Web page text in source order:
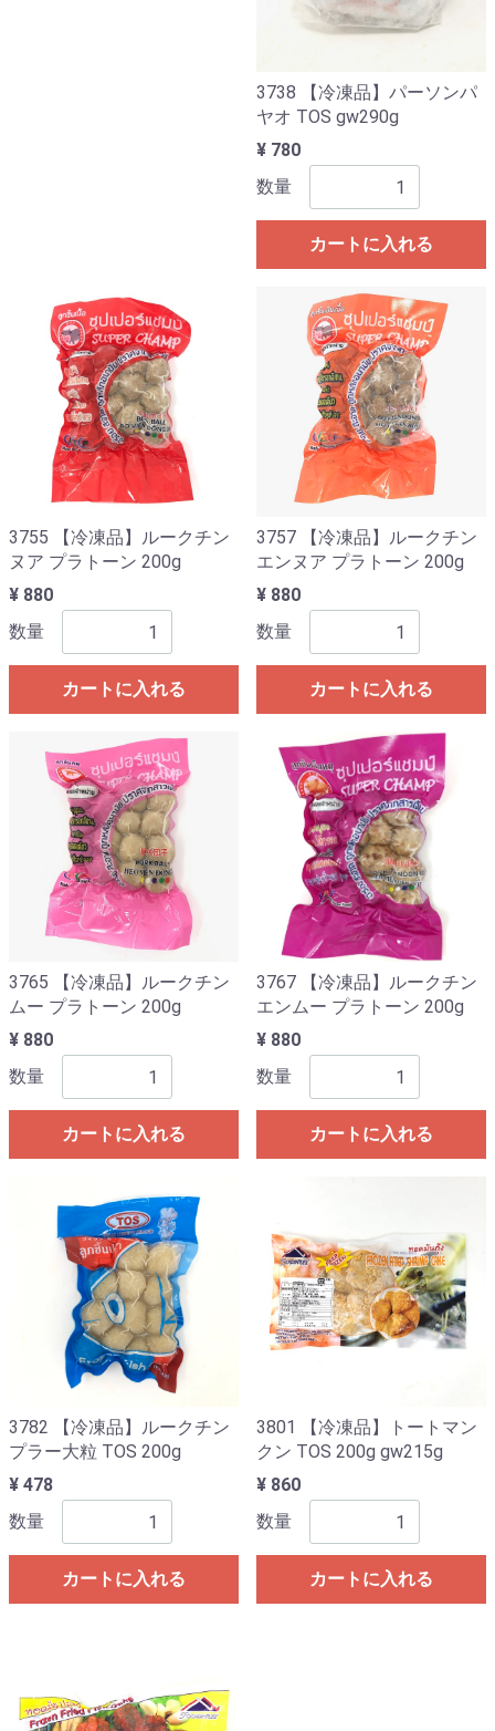
3738 【冷凍品】パーソンパ
ヤオ TOS gw290g
¥ 780
数量
カートに入れる
3755 【冷凍品】ルークチン
ヌア プラトーン 200g
¥ 880
数量
カートに入れる
3757 【冷凍品】ルークチン
エンヌア プラトーン 200g
¥ 880
数量
カートに入れる
3765 【冷凍品】ルークチン
ムー プラトーン 200g
¥ 880
数量
カートに入れる
3767 【冷凍品】ルークチン
エンムー プラトーン 200g
¥ 880
数量
カートに入れる
3782 【冷凍品】ルークチン
プラー大粒 TOS 200g
¥ 478
数量
カートに入れる
3801 【冷凍品】トートマン
クン TOS 200g gw215g
¥ 860
数量
カートに入れる